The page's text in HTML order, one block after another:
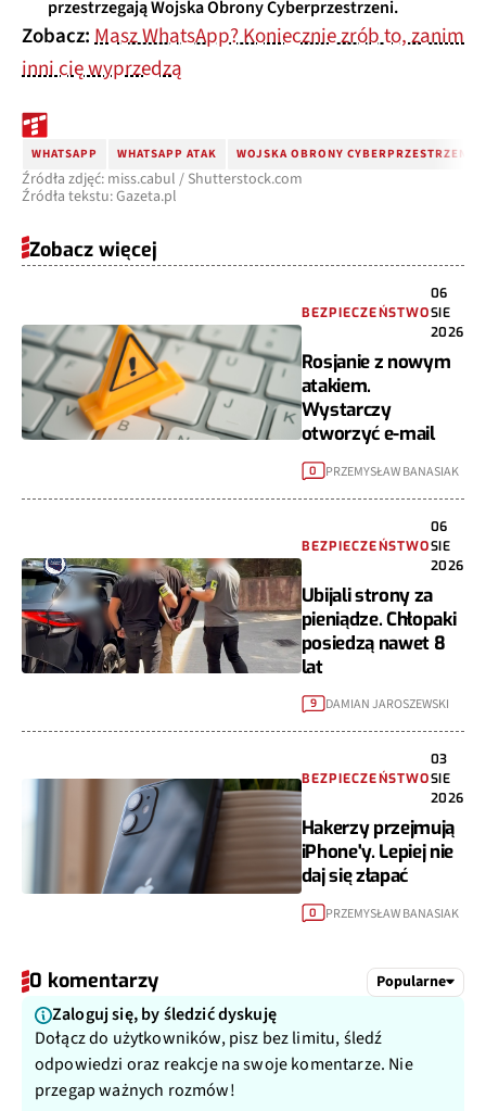
Zobacz: Masz WhatsApp? Koniecznie zrób to, zanim
inni cię wyprzedzą
WHATSAPP WHATSAPP ATAK WOJSKA OBRONY CYBERPRZESTRZENI
Źródła zdjęć: miss.cabul / Shutterstock.com
Źródła tekstu: Gazeta.pl
Zobacz więcej
BEZPIECZEŃSTWO
06
SIE
2026
Rosjanie z nowym
atakiem.
Wystarczy
otworzyć e-mail
0 PRZEMYSŁAW BANASIAK
BEZPIECZEŃSTWO
06
SIE
2026
Ubijali strony za
pieniądze. Chłopaki
posiedzą nawet 8
lat
9 DAMIAN JAROSZEWSKI
BEZPIECZEŃSTWO
03
SIE
2026
Hakerzy przejmują
iPhone'y. Lepiej nie
daj się złapać
0 PRZEMYSŁAW BANASIAK
0 komentarzy Popularne
Zaloguj się, by śledzić dyskuję
Dołącz do użytkowników, pisz bez limitu, śledź
odpowiedzi oraz reakcje na swoje komentarze. Nie
przegap ważnych rozmów!